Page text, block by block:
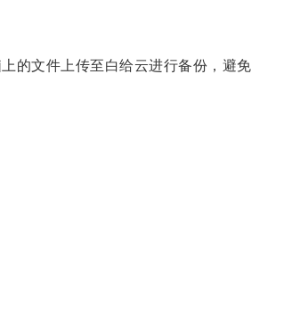
的文件上传至白给云进行备份，避免